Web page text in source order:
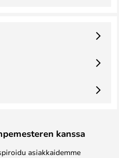
kanssa
asiakkaidemme